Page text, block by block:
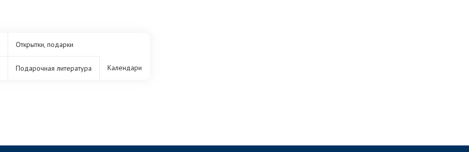
Открытки, подарки
Подарочная литература Календари